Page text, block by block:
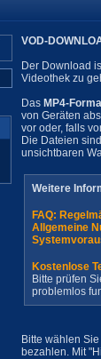
VOD-
Der Download
Videothek zu
Das MP4-
von Geräten
vor oder, falls
Die Dateien
unsichtbaren
Weitere
FAQ:
Allgemeine
Kostenlose
Bitte prüfen
problemlos
Bitte wählen
bezahlen. Mit